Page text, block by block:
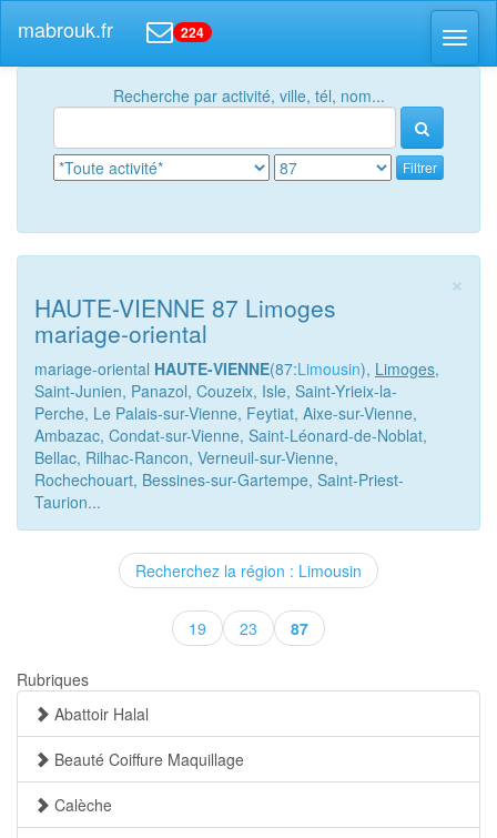
mabrouk.fr 224
Recherche par activité, ville, tél, nom...
Filtrer
×
HAUTE-VIENNE 87 Limoges
mariage-oriental
mariage-oriental HAUTE-VIENNE(87:Limousin), Limoges,
Saint-Junien, Panazol, Couzeix, Isle, Saint-Yrieix-la-
Perche, Le Palais-sur-Vienne, Feytiat, Aixe-sur-Vienne,
Ambazac, Condat-sur-Vienne, Saint-Léonard-de-Noblat,
Bellac, Rilhac-Rancon, Verneuil-sur-Vienne,
Rochechouart, Bessines-sur-Gartempe, Saint-Priest-
Taurion...
Recherchez la région : Limousin
19 23 87(current)
Rubriques
Abattoir Halal
Beauté Coiffure Maquillage
Calèche